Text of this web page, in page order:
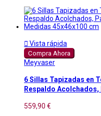
 Vista rápida
Compra Ahora
Meyvaser
6 Sillas Tapizadas en
Respaldo Acolchados,
559,90 €